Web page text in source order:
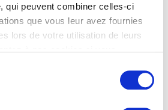
qui peuvent combiner celles-ci
que vous leur avez fournies
lors de votre utilisation de leurs